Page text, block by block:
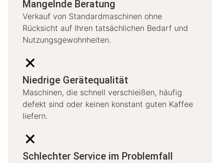
Mangelnde Beratung
Verkauf von Standardmaschinen ohne
Rücksicht auf Ihren tatsächlichen Bedarf und
Nutzungsgewohnheiten.
Niedrige Gerätequalität
Maschinen, die schnell verschleißen, häufig
defekt sind oder keinen konstant guten Kaffee
liefern.
Schlechter Service im Problemfall